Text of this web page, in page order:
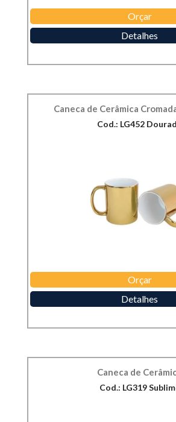
Orçar
Detalhes
Caneca de Cerâmica
Cod.: LG452
Orçar
Detalhes
Caneca de
Cod.: LG319